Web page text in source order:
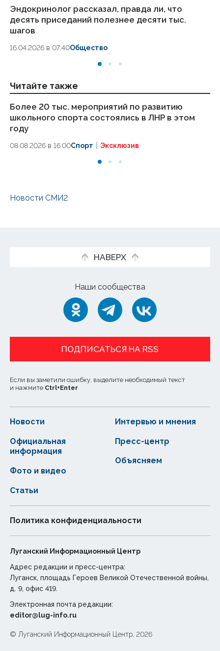
Эндокринолог рассказал, правда ли, что
десять приседаний полезнее десяти тыс.
шагов
16.04.2026 в 07:40Общество
Читайте также
Более 20 тыс. мероприятий по развитию
школьного спорта состоялись в ЛНР в этом
году
08.08.2026 в 16:00Спорт Эксклюзив
Новости СМИ2
НАВЕРХ
Наши сообщества
ПОДПИСАТЬСЯ НА RSS
Если вы заметили ошибку, выделите необходимый текст
и нажмите Ctrl+Enter
Новости
Статьи
Официальная
информация
Интервью и мнения
Фото и видео
Пресс-центр
Объясняем
Политика конфиденциальности
Луганский Информационный Центр
Адрес редакции и пресс-центра:
Луганск, площадь Героев Великой Отечественной войны,
д. 9, офис 419.
Электронная почта редакции:
editor@lug-info.ru
© Луганский Информационный Центр, 2026